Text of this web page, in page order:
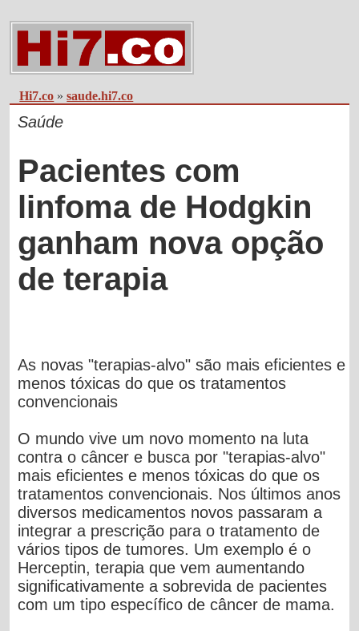
Hi7.co »saude.hi7.co
Saúde
Pacientes com
linfoma de Hodgkin
ganham nova opção
de terapia
As novas "terapias-alvo" são mais eficientes e
menos tóxicas do que os tratamentos
convencionais
O mundo vive um novo momento na luta
contra o câncer e busca por "terapias-alvo"
mais eficientes e menos tóxicas do que os
tratamentos convencionais. Nos últimos anos
diversos medicamentos novos passaram a
integrar a prescrição para o tratamento de
vários tipos de tumores. Um exemplo é o
Herceptin, terapia que vem aumentando
significativamente a sobrevida de pacientes
com um tipo específico de câncer de mama.